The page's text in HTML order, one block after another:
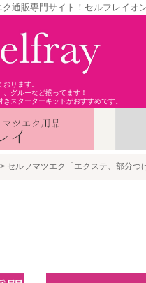
通販専門サイト！セルフレイオ
ります。
グルーなど揃ってます！
スターターキットがおすすめです。
セルフマツエク「エクステ、部分つ